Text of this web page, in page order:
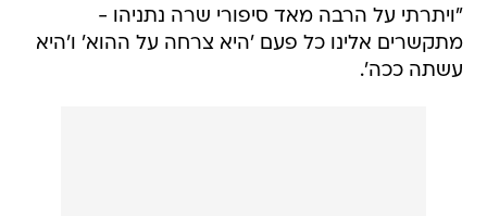
"ויתרתי על הרבה מאד סיפורי שרה נתניהו -
מתקשרים אלינו כל פעם 'היא צרחה על ההוא' ו'היא
עשתה ככה'.